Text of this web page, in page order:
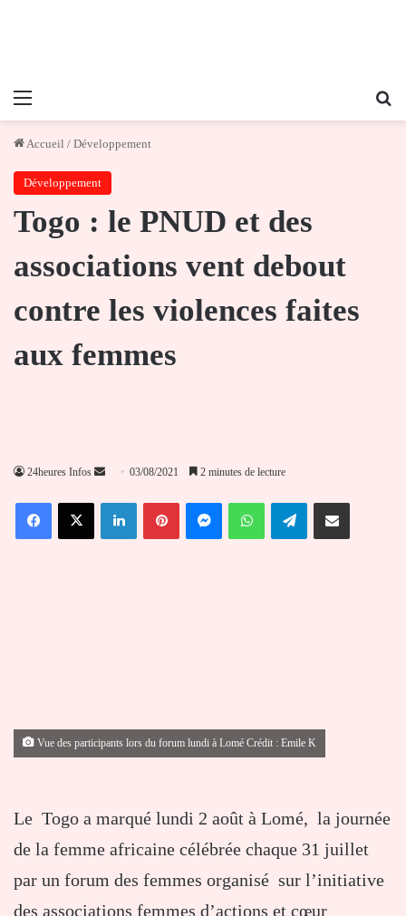
Menu
Accueil / Développement
Développement
Togo : le PNUD et des
associations vent debout
contre les violences faites
aux femmes
24heures Infos
Envoyer
courriel
03/08/2021 2 minutes de lecture
FacebookX LinkedinPinterestMessengerWhatsAppTelegramPartager par email
Vue des participants lors du forum lundi à Lomé Crédit : Emile K
Le Togo a marqué lundi 2 août à Lomé, la journée
de la femme africaine célébrée chaque 31 juillet
par un forum des femmes organisé sur l’initiative
des associations femmes d’actions et cœur